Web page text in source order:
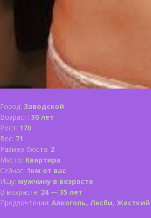
Город: Заводской
Возраст: 30 лет
Рост: 170
Вес: 71
Размер бюста: 2
Место: Квартира
Сейчас: 1км от вас
Ищу: мужчину в возрасте
В возрасте: 24 — 35 лет
Предпочтения: Алкоголь, Лесби, Жесткий